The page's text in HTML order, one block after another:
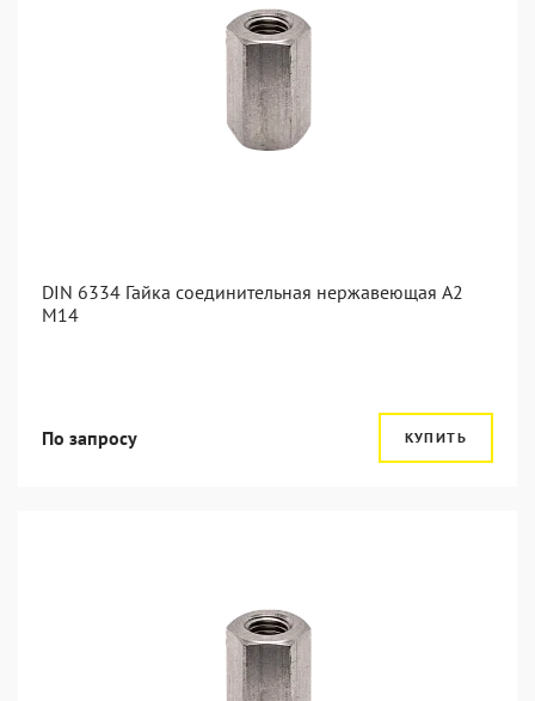
DIN 6334 Гайка соединительная нержавеющая А2
М14
По запросу КУПИТЬ